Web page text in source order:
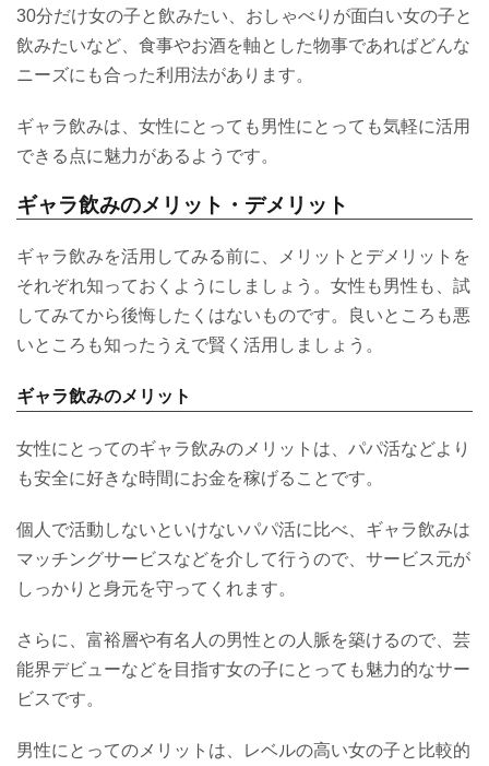
30分だけ女の子と飲みたい、おしゃべりが面白い女の子と
飲みたいなど、食事やお酒を軸とした物事であればどんな
ニーズにも合った利用法があります。
ギャラ飲みは、女性にとっても男性にとっても気軽に活用
できる点に魅力があるようです。
ギャラ飲みのメリット・デメリット
ギャラ飲みを活用してみる前に、メリットとデメリットを
それぞれ知っておくようにしましょう。女性も男性も、試
してみてから後悔したくはないものです。良いところも悪
いところも知ったうえで賢く活用しましょう。
ギャラ飲みのメリット
女性にとってのギャラ飲みのメリットは、パパ活などより
も安全に好きな時間にお金を稼げることです。
個人で活動しないといけないパパ活に比べ、ギャラ飲みは
マッチングサービスなどを介して行うので、サービス元が
しっかりと身元を守ってくれます。
さらに、富裕層や有名人の男性との人脈を築けるので、芸
能界デビューなどを目指す女の子にとっても魅力的なサー
ビスです。
男性にとってのメリットは、レベルの高い女の子と比較的